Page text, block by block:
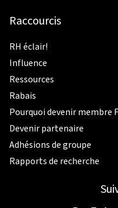
Raccourcis
RH éclair!
Influence
Ressources
Rabais
Pourquoi devenir membre
Devenir partenaire
Adhésions de groupe
Rapports de recherche